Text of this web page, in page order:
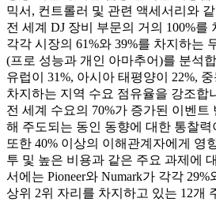
믹서, 컨트롤러 및 관련 액세서리와
전 세계 DJ 장비 부문의 거의 100%를
각각 시장의 61%와 39%를 차지하는
(프로 성능과 개인 아마추어)를 분석
유럽이 31%, 아시아 태평양이 22%,
차지하는 지역 수요 점유율을 강조합
전 세계 수요의 70%가 증가된 이벤트
해 주도되는 동인 동향에 대한 통찰
또한 40% 이상의 이해관계자에게 영
투 및 높은 비용과 같은 주요 과제에
서에는 Pioneer와 Numark가 각각
상위 2위 자리를 차지하고 있는 12개